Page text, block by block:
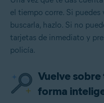
el tiempo corre. Si puedes
buscarla, hazlo. Si no
tarjetas de inmediato y
policía.
Vuelve sobre
forma